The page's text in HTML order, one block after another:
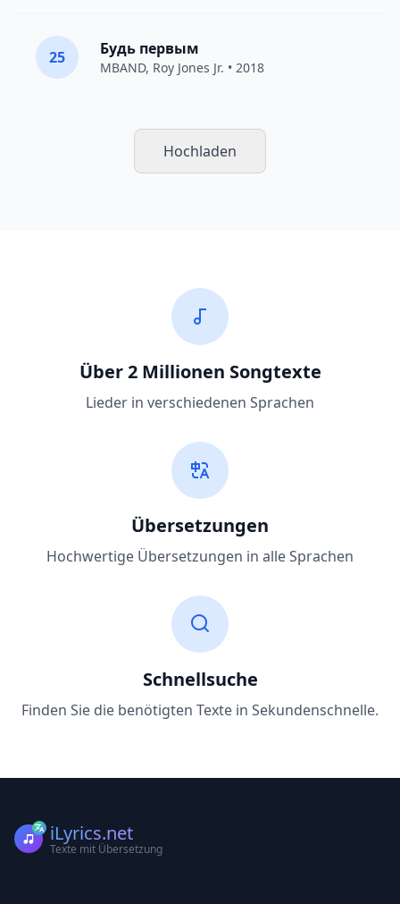
25 Будь первым
MBAND, Roy Jones Jr. • 2018
Hochladen
Über 2 Millionen Songtexte
Lieder in verschiedenen Sprachen
Übersetzungen
Hochwertige Übersetzungen in alle Sprachen
Schnellsuche
Finden Sie die benötigten Texte in Sekundenschnelle.
iLyrics.net
Texte mit Übersetzung